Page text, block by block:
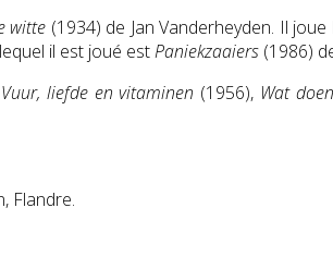
witte (1934) de Jan Vanderheyden. Il
il est joué estPaniekzaaiers (1986)
Vuur, liefde en vitaminen (1956), Wat
Flandre.